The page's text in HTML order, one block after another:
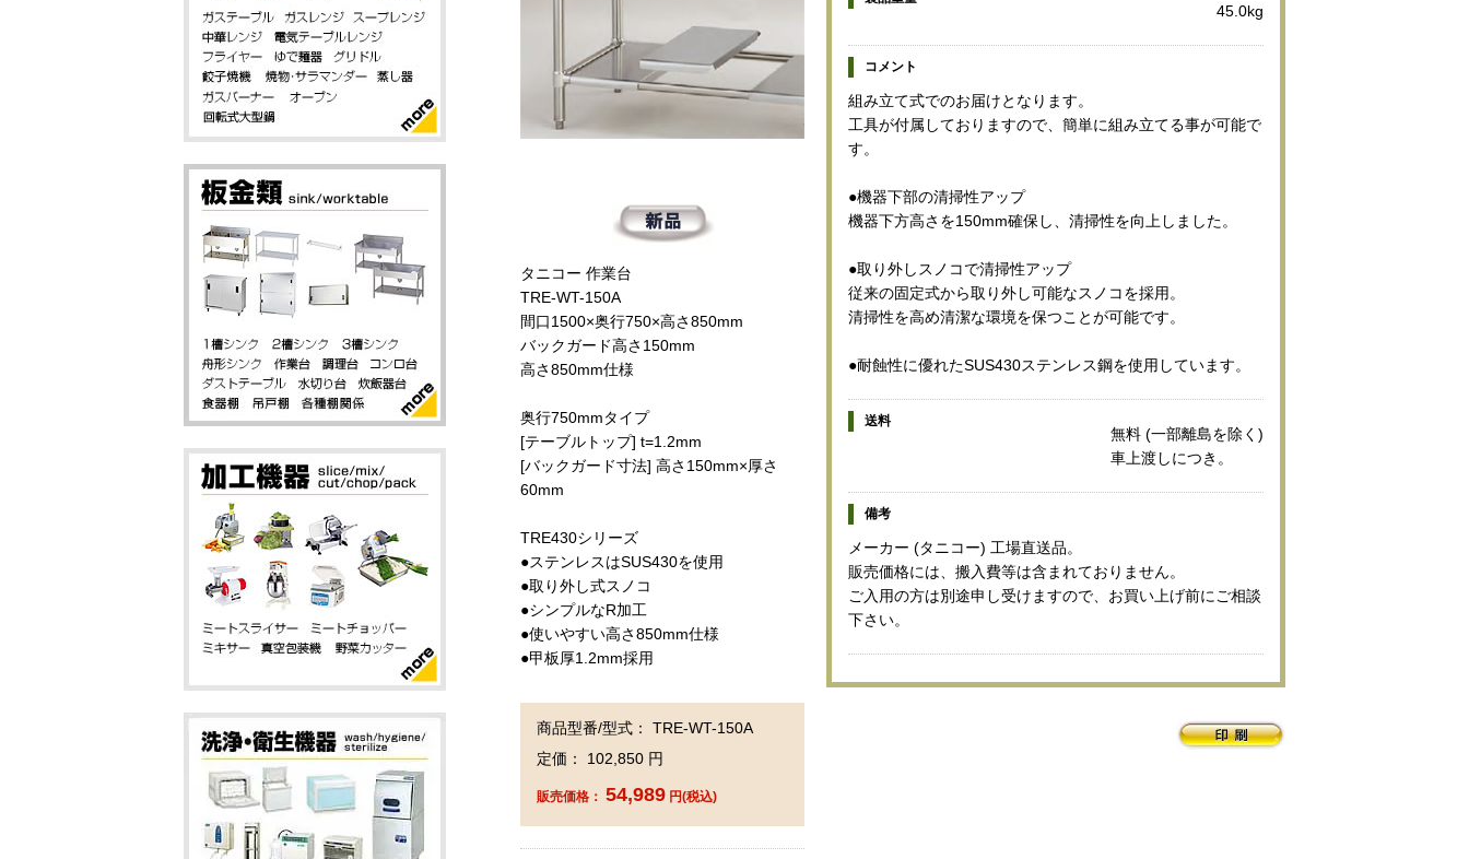
タニコー 作業台
TRE-WT-150A
間口1500×奥行750×高さ850mm
バックガード高さ150mm
高さ850mm仕様
奥行750mmタイプ
[テーブルトップ] t=1.2mm
[バックガード寸法] 高さ150mm×厚さ
60mm
TRE430シリーズ
●ステンレスはSUS430を使用
●取り外し式スノコ
●シンプルなR加工
●使いやすい高さ850mm仕様
●甲板厚1.2mm採用
商品型番/型式： TRE-WT-150A
定価： 102,850 円
販売価格： 54,989 円(税込)
45.0kg
コメント
組み立て式でのお届けとなります。
工具が付属しておりますので、簡単に組み立てる事が可能で
す。
●機器下部の清掃性アップ
機器下方高さを150mm確保し、清掃性を向上しました。
●取り外しスノコで清掃性アップ
従来の固定式から取り外し可能なスノコを採用。
清掃性を高め清潔な環境を保つことが可能です。
●耐蝕性に優れたSUS430ステンレス鋼を使用しています。
送料
無料 (一部離島を除く)
車上渡しにつき。
備考
メーカー (タニコー) 工場直送品。
販売価格には、搬入費等は含まれておりません。
ご入用の方は別途申し受けますので、お買い上げ前にご相談
下さい。